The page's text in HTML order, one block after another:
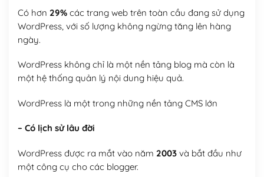
Có hơn 29%các trang web trên toàn cầu đang sử dụng
WordPress, với số lượng không ngừng tăng lên hàng
ngày.
WordPress không chỉ là một nền tảng blog mà còn là
một hệ thống quản lý nội dung hiệu quả.
WordPress là một trong những nền tảng CMS lớn
– Có lịch sử lâu đời
WordPress được ra mắt vào năm 2003và bắt đầu như
một công cụ cho các blogger.